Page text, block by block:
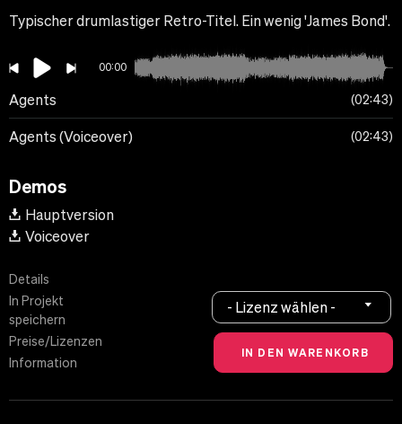
Typischer drumlastiger Retro-Titel. Ein wenig 'James Bond'.
00:00
Agents 02:43
Agents (Voiceover) 02:43
Demos
Hauptversion
Voiceover
Details
In Projekt
speichern
Preise/Lizenzen
Information
- Lizenz wählen -